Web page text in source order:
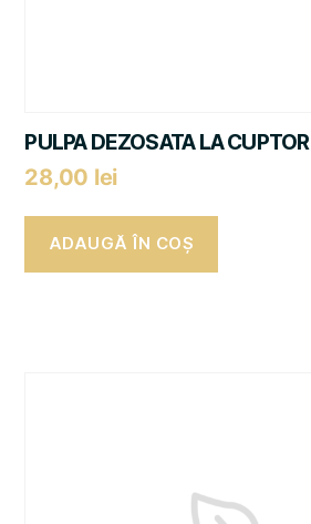
PULPA DEZOSATA LA CUPTOR
28,00 lei
ADAUGĂ ÎN COȘ